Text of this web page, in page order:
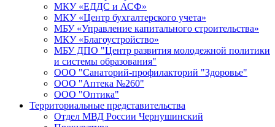
МКУ «ЕДДС и АСФ»
МКУ «Центр бухгалтерского учета»
МБУ «Управление капитального строительства»
МКУ «Благоустройство»
МБУ ДПО "Центр развития молодежной политики
и системы образования"
ООО "Санаторий-профилакторий "Здоровье"
ООО "Аптека №260"
ООО "Оптика"
Территориальные представительства
Отдел МВД России Чернушинский